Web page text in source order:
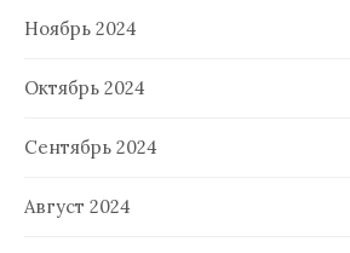
Ноябрь 2024
Октябрь 2024
Сентябрь 2024
Август 2024